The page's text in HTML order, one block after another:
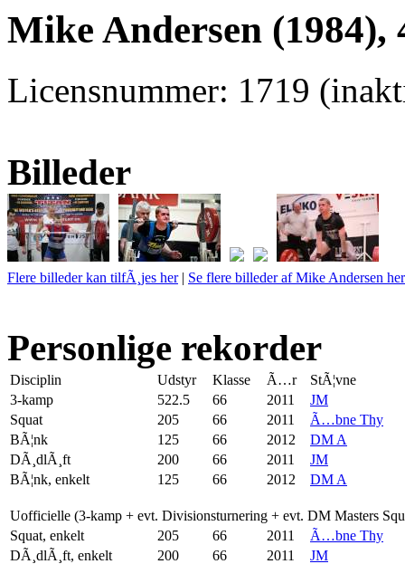
Mike Andersen (1984),
Licensnummer: 1719
Billeder
Flere billeder kan tilfÃ¸jes her| Se flere billeder af Mike Andersen her
Personlige rekorder
Disciplin Udstyr Klasse Ã…r
StÃ¦vne
3-kamp
522.5 66 2011
JM
Squat
205 66 2011
Ã…bne Thy
BÃ¦nk
125 66 2012
DM A
DÃ¸dlÃ¸ft
200 66 2011
JM
BÃ¦nk, enkelt
125 66 2012 DM A
Uofficielle (3-kamp + evt. Divisionsturnering + evt. DM Masters
Squat, enkelt
205 66 2011
Ã…bne Thy
DÃ¸dlÃ¸ft, enkelt
200 66 2011 JM